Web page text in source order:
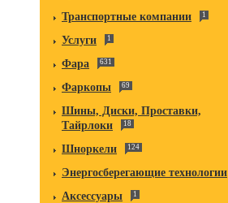
Транспортные компании 1
Услуги 1
Фара 631
Фаркопы 69
Шины, Диски, Проставки,
Тайрлоки
18
Шноркели 124
Энергосберегающие технологии
Аксессуары 1